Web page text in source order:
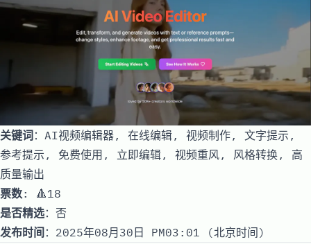
关键词：AI视频编辑器, 在线编辑, 视频制作, 文字提示,
参考提示, 免费使用, 立即编辑, 视频重风, 风格转换, 高
质量输出
票数: 🔺18
是否精选：否
发布时间 ：2025年08月30日 PM03:01 (北京时间)